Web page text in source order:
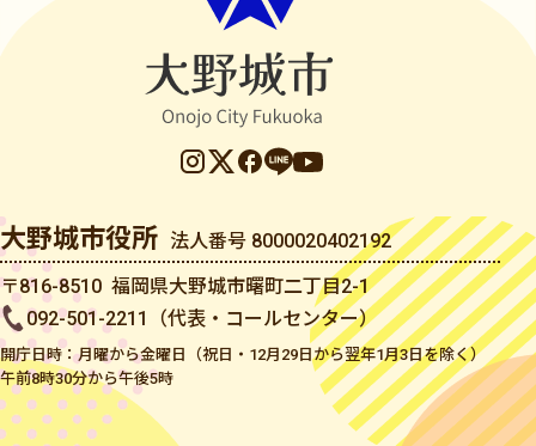
大野城市役所 法人番号 8000020402192
〒816-8510 福岡県大野城市曙町二丁目2-1
092-501-2211（代表・コールセンター）
開庁日時：月曜から金曜日（祝日・12月29日から翌年1月3日を除く）
午前8時30分から午後5時